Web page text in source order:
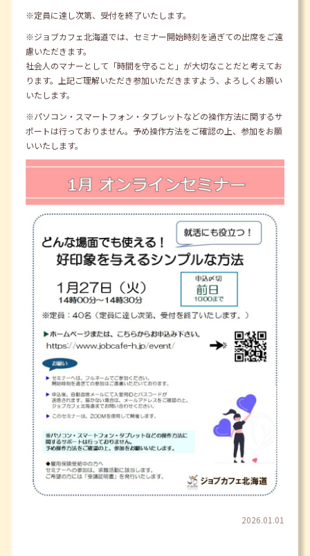
※定員に達し次第、受付を終了いたします。
※ジョブカフェ北海道では、セミナー開始時刻を過ぎての出席をご遠
慮いただきます。
社会人のマナーとして「時間を守ること」が大切なことだと考えてお
ります。上記ご理解いただき参加いただきますよう、よろしくお願い
いたします。
※パソコン・スマートフォン・タブレットなどの操作方法に関するサ
ポートは行っておりません。予め操作方法をご確認の上、参加をお願
いいたします。
2026.01.01